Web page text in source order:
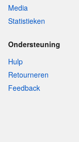
Media
Statistieken
Ondersteuning
Hulp
Retourneren
Feedback